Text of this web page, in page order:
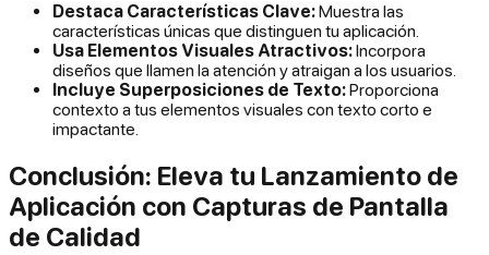
Destaca Características Clave:Muestra las
características únicas que distinguen tu aplicación.
Usa Elementos Visuales Atractivos:Incorpora
diseños que llamen la atención y atraigan a los usuarios.
Incluye Superposiciones de Texto:Proporciona
contexto a tus elementos visuales con texto corto e
impactante.
Conclusión: Eleva tu Lanzamiento de
Aplicación con Capturas de Pantalla
de Calidad